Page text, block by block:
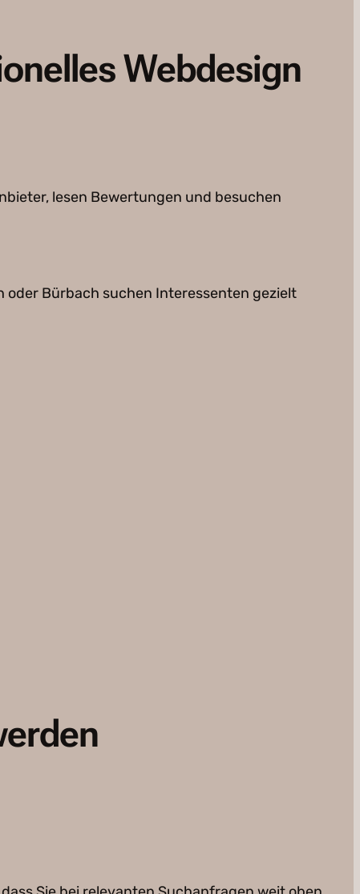
Webdesign
lesen Bewertungen und besuchen
oder Bürbach suchen Interessenten gezielt